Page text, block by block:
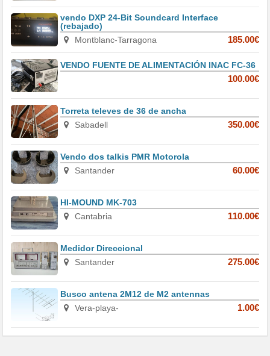
vendo DXP 24-Bit Soundcard Interface
(rebajado)
Montblanc-Tarragona
185.00€
VENDO FUENTE DE ALIMENTACIÓN INAC FC-36
100.00€
Torreta televes de 36 de ancha
Sabadell
350.00€
Vendo dos talkis PMR Motorola
Santander
60.00€
HI-MOUND MK-703
Cantabria
110.00€
Medidor Direccional
Santander
275.00€
Busco antena 2M12 de M2 antennas
Vera-playa-
1.00€